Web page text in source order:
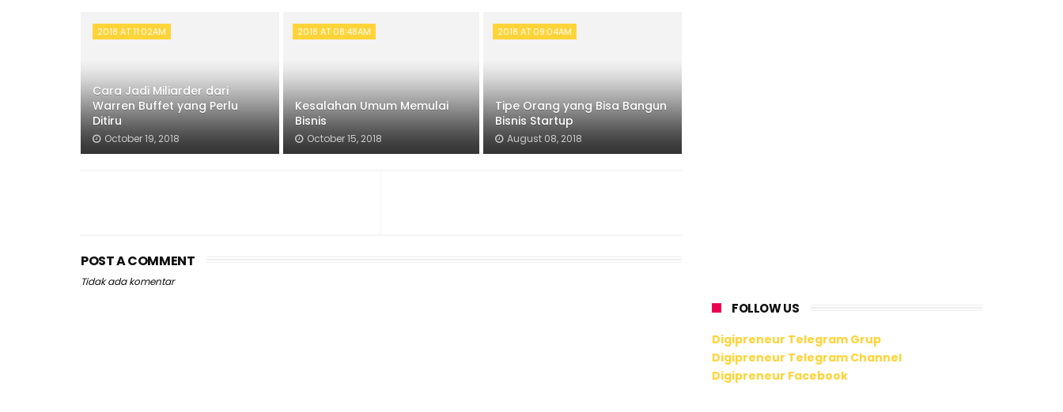
2018 AT 11:02AM
Cara Jadi Miliarder dari
Warren Buffet yang Perlu
Ditiru
October 19, 2018
2018 AT 08:48AM
Kesalahan Umum Memulai
Bisnis
October 15, 2018
2018 AT 09:04AM
Tipe Orang yang Bisa Bangun
Bisnis Startup
August 08, 2018
POST A COMMENT
Tidak ada komentar
FOLLOW US
Digipreneur Telegram Grup
Digipreneur Telegram Channel
Digipreneur Facebook